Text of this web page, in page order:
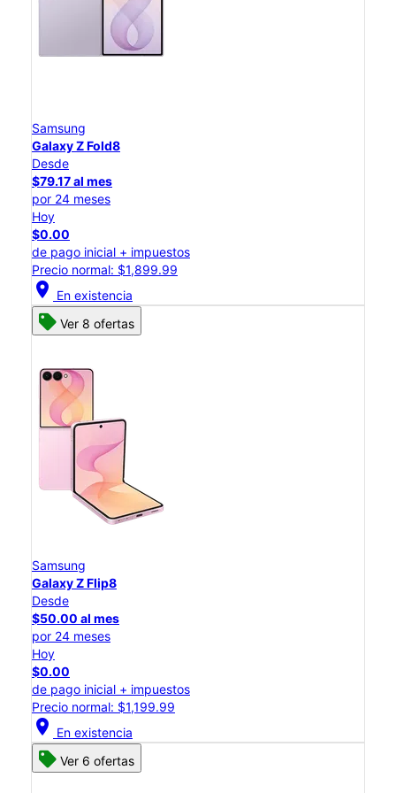
Samsung
Galaxy Z Fold8
Desde
$79.17 al mes
por 24 meses
Hoy
$0.00
de pago inicial + impuestos
Precio normal: $1,899.99
location_on En existencia
Ver 8 ofertas
Samsung
Galaxy Z Flip8
Desde
$50.00 al mes
por 24 meses
Hoy
$0.00
de pago inicial + impuestos
Precio normal: $1,199.99
location_on En existencia
Ver 6 ofertas